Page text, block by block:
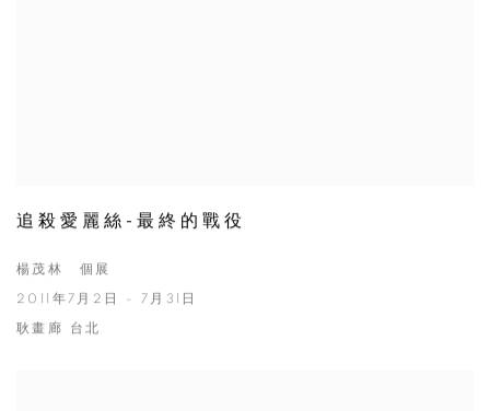
追殺愛麗絲-最終的戰役
楊茂林 個展
2011年7月2日 - 7月31日
耿畫廊 台北